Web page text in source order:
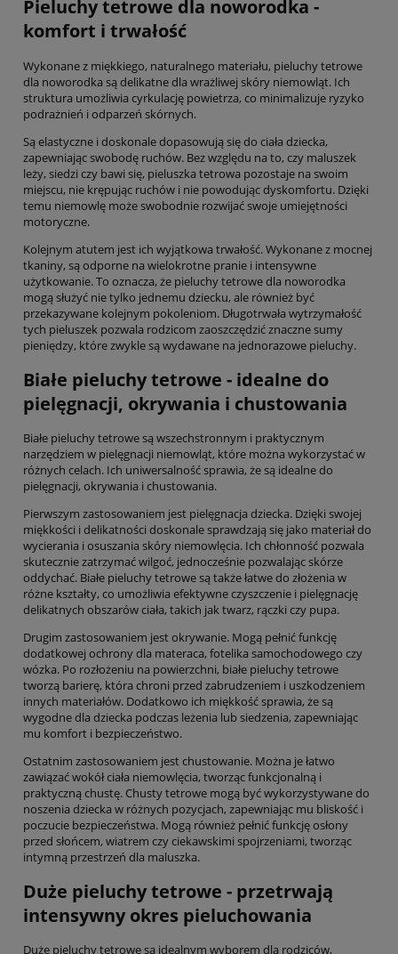
Pieluchy tetrowe dla noworodka -
komfort i trwałość
Wykonane z miękkiego, naturalnego materiału, pieluchy tetrowe
dla noworodka są delikatne dla wrażliwej skóry niemowląt. Ich
struktura umożliwia cyrkulację powietrza, co minimalizuje ryzyko
podrażnień i odparzeń skórnych.
Są elastyczne i doskonale dopasowują się do ciała dziecka,
zapewniając swobodę ruchów. Bez względu na to, czy maluszek
leży, siedzi czy bawi się, pieluszka tetrowa pozostaje na swoim
miejscu, nie krępując ruchów i nie powodując dyskomfortu. Dzięki
temu niemowlę może swobodnie rozwijać swoje umiejętności
motoryczne.
Kolejnym atutem jest ich wyjątkowa trwałość. Wykonane z mocnej
tkaniny, są odporne na wielokrotne pranie i intensywne
użytkowanie. To oznacza, że pieluchy tetrowe dla noworodka
mogą służyć nie tylko jednemu dziecku, ale również być
przekazywane kolejnym pokoleniom. Długotrwała wytrzymałość
tych pieluszek pozwala rodzicom zaoszczędzić znaczne sumy
pieniędzy, które zwykle są wydawane na jednorazowe pieluchy.
Białe pieluchy tetrowe - idealne do
pielęgnacji, okrywania i chustowania
Białe pieluchy tetrowe są wszechstronnym i praktycznym
narzędziem w pielęgnacji niemowląt, które można wykorzystać w
różnych celach. Ich uniwersalność sprawia, że są idealne do
pielęgnacji, okrywania i chustowania.
Pierwszym zastosowaniem jest pielęgnacja dziecka. Dzięki swojej
miękkości i delikatności doskonale sprawdzają się jako materiał do
wycierania i osuszania skóry niemowlęcia. Ich chłonność pozwala
skutecznie zatrzymać wilgoć, jednocześnie pozwalając skórze
oddychać. Białe pieluchy tetrowe są także łatwe do złożenia w
różne kształty, co umożliwia efektywne czyszczenie i pielęgnację
delikatnych obszarów ciała, takich jak twarz, rączki czy pupa.
Drugim zastosowaniem jest okrywanie. Mogą pełnić funkcję
dodatkowej ochrony dla materaca, fotelika samochodowego czy
wózka. Po rozłożeniu na powierzchni, białe pieluchy tetrowe
tworzą barierę, która chroni przed zabrudzeniem i uszkodzeniem
innych materiałów. Dodatkowo ich miękkość sprawia, że są
wygodne dla dziecka podczas leżenia lub siedzenia, zapewniając
mu komfort i bezpieczeństwo.
Ostatnim zastosowaniem jest chustowanie. Można je łatwo
zawiązać wokół ciała niemowlęcia, tworząc funkcjonalną i
praktyczną chustę. Chusty tetrowe mogą być wykorzystywane do
noszenia dziecka w różnych pozycjach, zapewniając mu bliskość i
poczucie bezpieczeństwa. Mogą również pełnić funkcję osłony
przed słońcem, wiatrem czy ciekawskimi spojrzeniami, tworząc
intymną przestrzeń dla maluszka.
Duże pieluchy tetrowe - przetrwają
intensywny okres pieluchowania
Duże pieluchy tetrowe są idealnym wyborem dla rodziców,